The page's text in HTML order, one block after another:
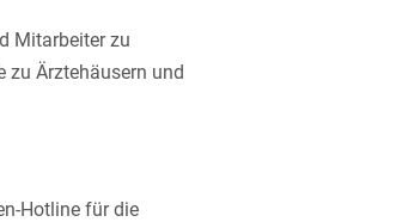
Mitarbeiter zu
zu Ärztehäusern und
Hotline für die